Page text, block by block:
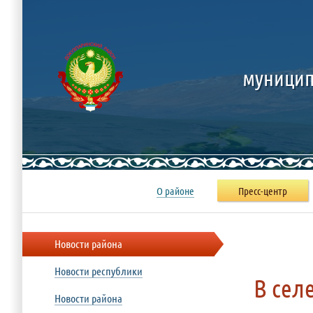
В
Новости района
Новости республики
Новости района
О районе Пресс-центр